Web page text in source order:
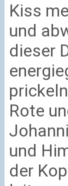
Kiss
und
dieser
Rote
und
der